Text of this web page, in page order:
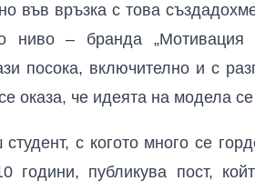
във връзка с това
ниво – бранда „Мотивация
посока, включително и с
оказа, че идеята на модела
с когото много се
години, публикува пост,